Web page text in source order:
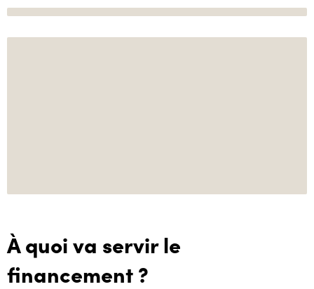
À quoi va servir le
financement ?